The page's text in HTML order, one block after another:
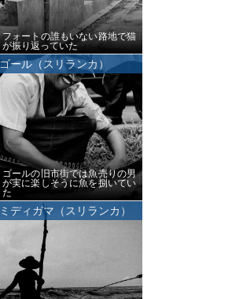
フォートの誰もいない路地で猫
が振り返っていた
ゴール（スリランカ）
ゴールの旧市街では魚売りの男
が実に楽しそうに魚を捌いてい
た
ミディガマ（スリランカ）